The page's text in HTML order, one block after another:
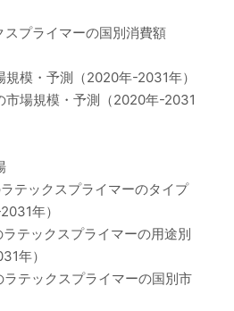
プライマーの国別消費額
模・予測（2020年-2031年）
市場規模・予測（2020年-2031
テックスプライマーのタイプ
年）
テックスプライマーの用途別
年）
ラテックスプライマーの国別市